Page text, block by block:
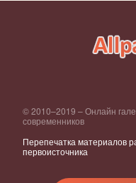
© 2010–2019 – Онлайн
современников
Перепечатка материалов
первоисточника